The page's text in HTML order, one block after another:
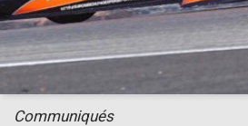
Communiqués